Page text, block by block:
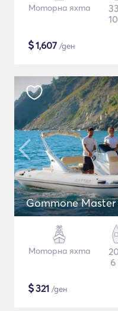
Моторна яхта
$1,607 /ден
Gommone Master
Моторна яхта
6
$321 /ден